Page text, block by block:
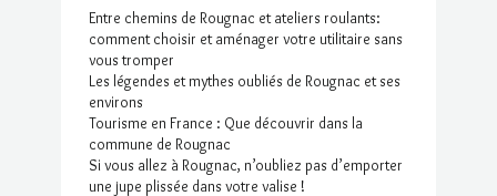
Entre chemins de Rougnac et ateliers roulants:
comment choisir et aménager votre utilitaire sans
vous tromper
Les légendes et mythes oubliés de Rougnac et ses
environs
Tourisme en France : Que découvrir dans la
commune de Rougnac
Si vous allez à Rougnac, n’oubliez pas d’emporter
une jupe plissée dans votre valise !